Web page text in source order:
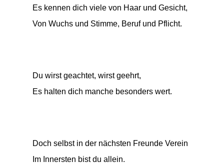
Es kennen dich viele von Haar und Gesicht,
Von Wuchs und Stimme, Beruf und Pflicht.
Du wirst geachtet, wirst geehrt,
Es halten dich manche besonders wert.
Doch selbst in der nächsten Freunde Verein
Im Innersten bist du allein.